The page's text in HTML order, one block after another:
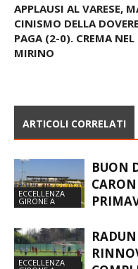
APPLAUSI AL VARESE,
CINISMO DELLA
PAGA (2-0). CREMA NEL
MIRINO
ARTICOLI CORRELATI
ECCELLENZA
GIRONE A
BUON
ECCELLENZA